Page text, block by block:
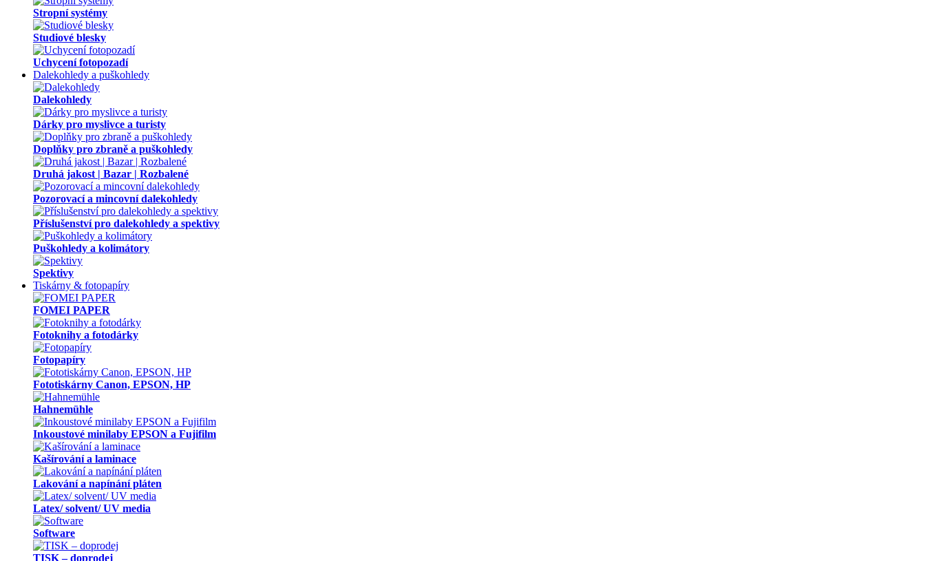
Stropní systémy
Studiové blesky
Uchycení fotopozadí
Dalekohledy a puškohledy
Dalekohledy
Dárky pro myslivce a turisty
Doplňky pro zbraně a puškohledy
Druhá jakost | Bazar | Rozbalené
Pozorovací a mincovní dalekohledy
Příslušenství pro dalekohledy a spektivy
Puškohledy a kolimátory
Spektivy
Tiskárny & fotopapíry
FOMEI PAPER
Fotoknihy a fotodárky
Fotopapíry
Fototiskárny Canon, EPSON, HP
Hahnemühle
Inkoustové minilaby EPSON a Fujifilm
Kašírování a laminace
Lakování a napínání pláten
Latex/ solvent/ UV media
Software
TISK – doprodej